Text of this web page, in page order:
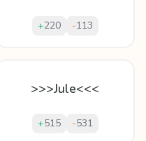
+220 -113
>>>Jule<<<
+515 -531